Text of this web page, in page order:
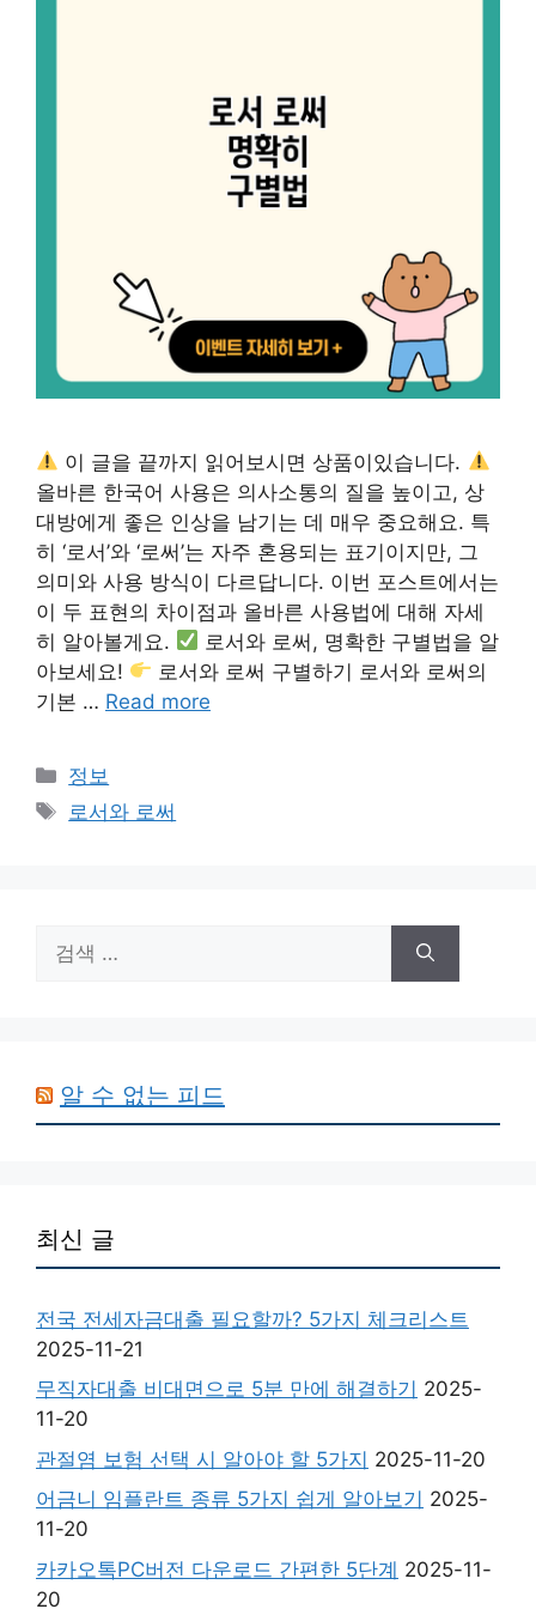
이 글을 끝까지 읽어보시면 상품이있습니다.
올바른 한국어 사용은 의사소통의 질을 높이고, 상
대방에게 좋은 인상을 남기는 데 매우 중요해요. 특
히 ‘로서’와 ‘로써’는 자주 혼용되는 표기이지만, 그
의미와 사용 방식이 다르답니다. 이번 포스트에서는
이 두 표현의 차이점과 올바른 사용법에 대해 자세
히 알아볼게요.
로서와 로써, 명확한 구별법을 알
아보세요!
로서와 로써 구별하기 로서와 로써의
기본 … Read more
카
테
정보
태
로서와 로써
색:
알 수 없는 피드
최신 글
전국 전세자금대출 필요할까? 5가지 체크리스트
2025-11-21
무직자대출 비대면으로 5분 만에 해결하기 2025-
11-20
관절염 보험 선택 시 알아야 할 5가지 2025-11-20
어금니 임플란트 종류 5가지 쉽게 알아보기 2025-
11-20
카카오톡PC버전 다운로드 간편한 5단계 2025-11-
20